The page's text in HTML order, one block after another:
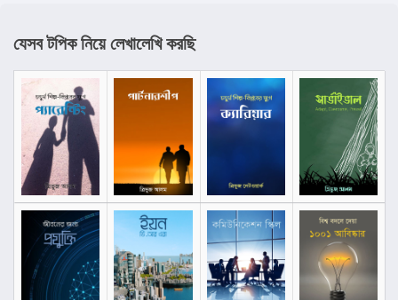
যেসব টপিক নিয়ে লেখালেখি করছি